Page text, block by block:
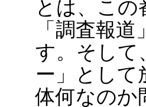
とは、こ
「調査報
す。そして
ー」として
体何なのか